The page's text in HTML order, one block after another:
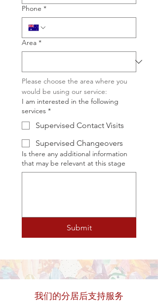
Phone *
Area *
Please choose the area where you
would be using our service:
I am interested in the following
services *
Supervised Contact Visits
Supervised Changeovers
Is there any additional information
that may be relevant at this stage
Submit
我们的分居后支持服务